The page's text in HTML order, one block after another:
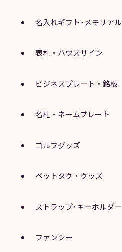
名入れギフト･メモリアル
表札・ハウスサイン
ビジネスプレート・銘板
名札・ネームプレート
ゴルフグッズ
ペットタグ・グッズ
ストラップ･キーホルダー
ファンシー